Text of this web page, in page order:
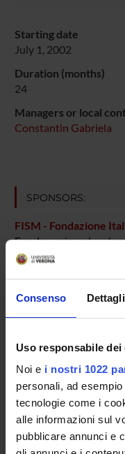
Consenso Dettagli
Uso responsabile dei
Noi e i nostri 1022
personali, ad
tecnologie come i
alle informazioni sul
pubblicare annunci e
Starting date
July 1, 2002
Duration (months)
24
Managers or local
Constantin Gabriela
SPONSORS:
FISM - Fondazione
Funds:assigned and
PROJECT
Full Professor
Carlo Laudanna
Full Professor
Barbara Rossi